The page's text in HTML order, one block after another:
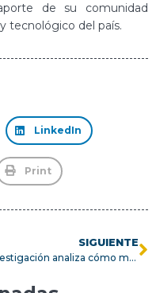
de su comunidad
tecnológico del país.
LinkedIn
Print
SIGUIENTE
Investigación analiza cómo mujeres y diversidades sostienen su permanencia en carreras STEM